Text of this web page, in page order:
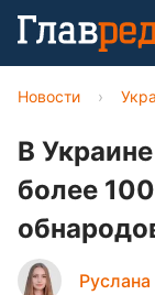
Новости ›
В
более